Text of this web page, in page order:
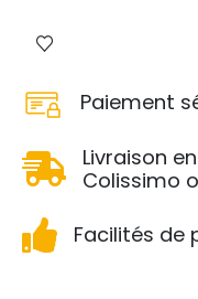
Paiement
Livraison
Colissimo
Facilités de